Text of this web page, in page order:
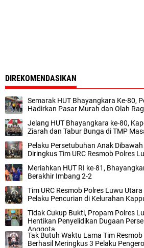
DIREKOMENDASIKAN
Semarak HUT Bhayangkara Ke-80,
Hadirkan Pasar Murah dan Olah
Jelang HUT Bhayangkara ke-80,
Ziarah dan Tabur Bunga di TMP
Pelaku Persetubuhan Anak
Diringkus Tim URC Resmob Polres
Meriahkan HUT RI ke-81,
Berakhir Imbang 2-2
Tim URC Resmob Polres Luwu
Pelaku Pencurian di Kelurahan
Tidak Cukup Bukti, Propam Polres
Hentikan Penyelidikan Dugaan
Anggota
Tak Butuh Waktu Lama Tim
Berhasil Meringkus 3 Pelaku